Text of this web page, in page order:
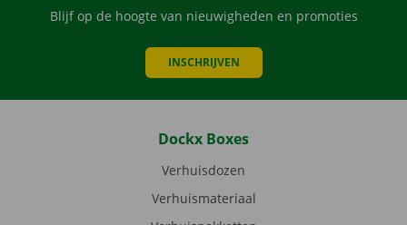
Blijf op de hoogte van nieuwigheden en promoties
INSCHRIJVEN
Dockx Boxes
Verhuisdozen
Verhuismateriaal